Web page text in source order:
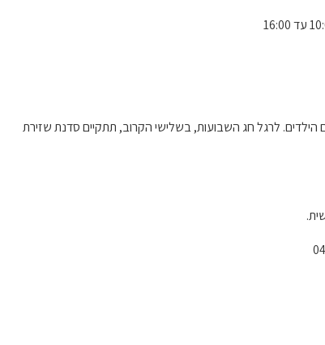
לרגל חג השבועות, בשלישי הקרוב, תתקיים סדנת שזירת